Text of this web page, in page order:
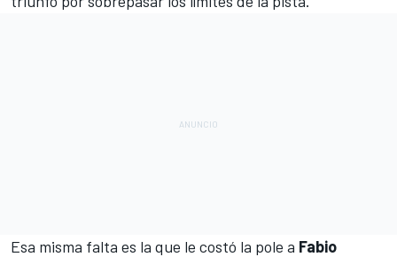
Esa misma falta es la que le costó la pole a Fabio